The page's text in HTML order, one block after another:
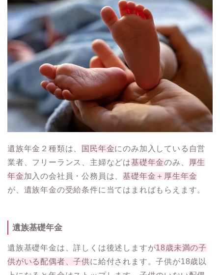
遺族年金２種類は、 国民年金にのみ加入している自営
業者、フリーランス、主婦などは基礎年金のみ、
厚生
年金加入の会社員・公務員は、基礎年金＋厚生年金
が、遺族年金の受給条件に当てはまればもらえます。
遺族基礎年金
遺族基礎年金は、詳しくは後述しますが18歳未満の子
供がいる配偶者、子供に給付されます。子供が18歳以